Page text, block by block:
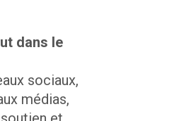
dans le
sociaux,
médias,